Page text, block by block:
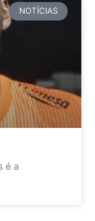
NOTÍCIAS
é a